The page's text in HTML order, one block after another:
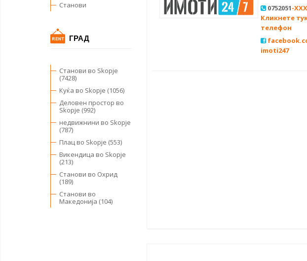
Станови
ГРАД
Станови во Skopje
(7428)
Куќа во Skopje (1056)
Деловен простор во
Skopje (992)
недвижнини во Skopje
(787)
Плац во Skopje (553)
Викендица во Skopje
(213)
Станови во Охрид
(189)
Станови во
Македонија (104)
0752051-XXX
Кликнете
телефон
imoti247